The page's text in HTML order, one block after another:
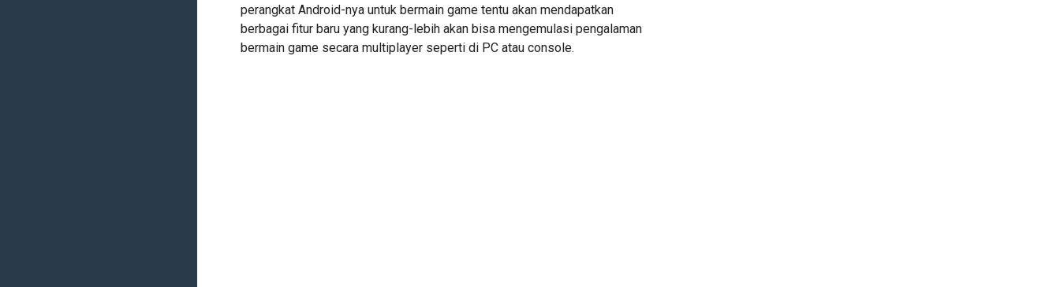
perangkat Android-nya untuk bermain game tentu akan mendapatkan
berbagai fitur baru yang kurang-lebih akan bisa mengemulasi pengalaman
bermain game secara multiplayer seperti di PC atau console.